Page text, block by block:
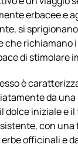
erbacee e
si
che richiamano
di stimolare
è
da
dolce iniziale e
con
officinali e